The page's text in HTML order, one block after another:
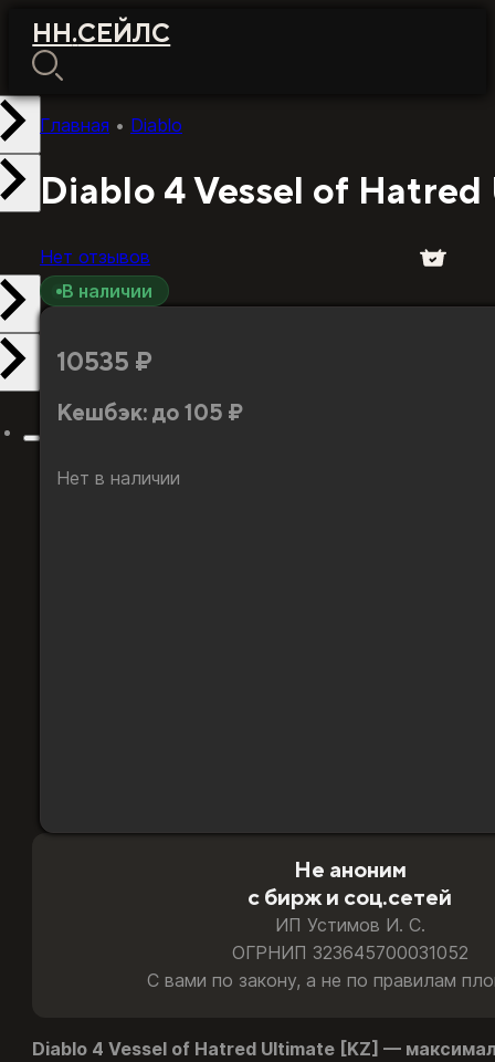
НН.СЕЙЛС
Главная • Diablo
Diablo 4 Vessel of
Нет отзывов
В наличии
10535 ₽
Кешбэк: до 105 ₽
Нет в наличии
Не аноним
с бирж и соц.сетей
ИП Устимов И. С.
ОГРНИП 323645700031052
С вами по закону, а не по правилам
Diablo 4 Vessel of Hatred Ultimate [KZ] —